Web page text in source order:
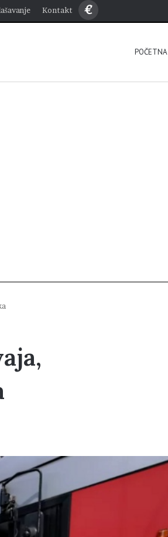
Kontakt €
POČETNA